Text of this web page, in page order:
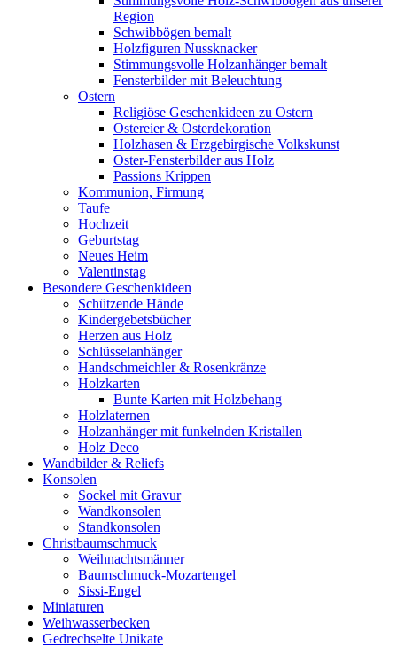
Region
Schwibbögen bemalt
Holzfiguren Nussknacker
Stimmungsvolle Holzanhänger bemalt
Fensterbilder mit Beleuchtung
Ostern
Religiöse Geschenkideen zu Ostern
Ostereier & Osterdekoration
Holzhasen & Erzgebirgische Volkskunst
Oster-Fensterbilder aus Holz
Passions Krippen
Kommunion, Firmung
Taufe
Hochzeit
Geburtstag
Neues Heim
Valentinstag
Besondere Geschenkideen
Schützende Hände
Kindergebetsbücher
Herzen aus Holz
Schlüsselanhänger
Handschmeichler & Rosenkränze
Holzkarten
Bunte Karten mit Holzbehang
Holzlaternen
Holzanhänger mit funkelnden Kristallen
Holz Deco
Wandbilder & Reliefs
Konsolen
Sockel mit Gravur
Wandkonsolen
Standkonsolen
Christbaumschmuck
Weihnachtsmänner
Baumschmuck-Mozartengel
Sissi-Engel
Miniaturen
Weihwasserbecken
Gedrechselte Unikate